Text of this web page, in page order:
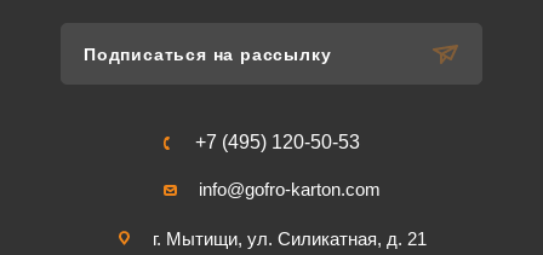
Подписаться на рассылку
+7 (495) 120-50-53
info@gofro-karton.com
г. Мытищи, ул. Силикатная, д. 21